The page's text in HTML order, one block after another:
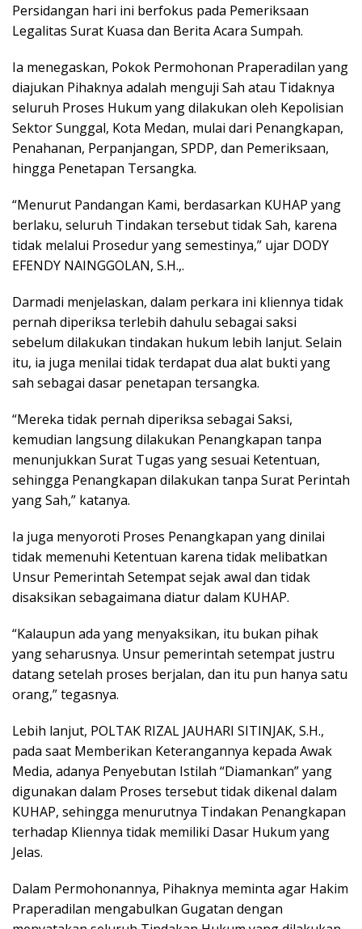
Persidangan hari ini berfokus pada Pemeriksaan
Legalitas Surat Kuasa dan Berita Acara Sumpah.
Ia menegaskan, Pokok Permohonan Praperadilan yang
diajukan Pihaknya adalah menguji Sah atau Tidaknya
seluruh Proses Hukum yang dilakukan oleh Kepolisian
Sektor Sunggal, Kota Medan, mulai dari Penangkapan,
Penahanan, Perpanjangan, SPDP, dan Pemeriksaan,
hingga Penetapan Tersangka.
“Menurut Pandangan Kami, berdasarkan KUHAP yang
berlaku, seluruh Tindakan tersebut tidak Sah, karena
tidak melalui Prosedur yang semestinya,” ujar DODY
EFENDY NAINGGOLAN, S.H.,.
Darmadi menjelaskan, dalam perkara ini kliennya tidak
pernah diperiksa terlebih dahulu sebagai saksi
sebelum dilakukan tindakan hukum lebih lanjut. Selain
itu, ia juga menilai tidak terdapat dua alat bukti yang
sah sebagai dasar penetapan tersangka.
“Mereka tidak pernah diperiksa sebagai Saksi,
kemudian langsung dilakukan Penangkapan tanpa
menunjukkan Surat Tugas yang sesuai Ketentuan,
sehingga Penangkapan dilakukan tanpa Surat Perintah
yang Sah,” katanya.
Ia juga menyoroti Proses Penangkapan yang dinilai
tidak memenuhi Ketentuan karena tidak melibatkan
Unsur Pemerintah Setempat sejak awal dan tidak
disaksikan sebagaimana diatur dalam KUHAP.
“Kalaupun ada yang menyaksikan, itu bukan pihak
yang seharusnya. Unsur pemerintah setempat justru
datang setelah proses berjalan, dan itu pun hanya satu
orang,” tegasnya.
Lebih lanjut, POLTAK RIZAL JAUHARI SITINJAK, S.H.,
pada saat Memberikan Keterangannya kepada Awak
Media, adanya Penyebutan Istilah “Diamankan” yang
digunakan dalam Proses tersebut tidak dikenal dalam
KUHAP, sehingga menurutnya Tindakan Penangkapan
terhadap Kliennya tidak memiliki Dasar Hukum yang
Jelas.
Dalam Permohonannya, Pihaknya meminta agar Hakim
Praperadilan mengabulkan Gugatan dengan